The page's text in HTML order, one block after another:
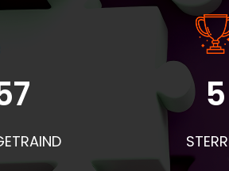
Belangrijke
de
mee naar
5